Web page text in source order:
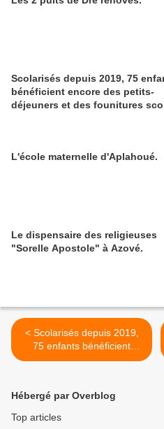
Scolarisés depuis 2019, 75 enfants
bénéficient encore des petits-
déjeuners et des founitures
L'école maternelle d'Aplahoué.
Le dispensaire des religieuses
"Sorelle Apostole" à Azové.
< Scolarisés depuis 2019,
75 enfants bénéficient
encore des petits-déjeuners
Hébergé par Overblog
Top articles